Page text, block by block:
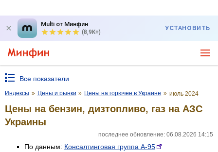
Multi от Минфин
(8,9K+)
УСТАНОВИТЬ
Все показатели
Индексы » Цены и рынки » Цены на горючее в Украине » июль 2024
Цены на бензин, дизтопливо, газ на АЗС
Украины
последнее обновление: 06.08.2026 14:15
По данным: Консалтинговая группа А-95